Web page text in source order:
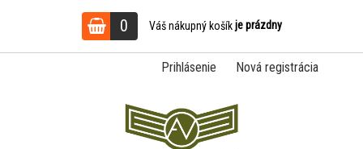
Prihlásenie Nová registrácia
0 Váš nákupný košíkje prázdny